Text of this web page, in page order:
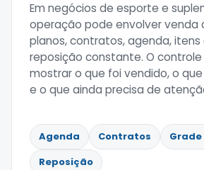
Em negócios de esporte e
operação pode envolver venda
planos, contratos, agenda,
reposição constante. O controle
mostrar o que foi vendido, o
e o que ainda precisa de
Agenda Contratos
Reposição